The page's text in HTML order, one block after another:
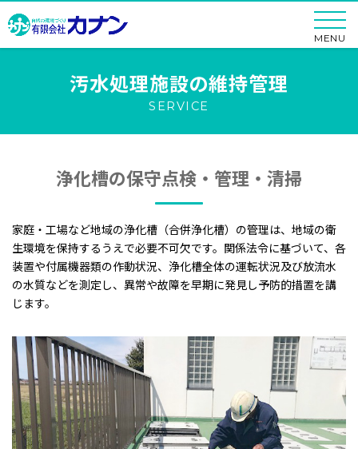
MENU
汚水処理施設の維持管理
SERVICE
浄化槽の保守点検・管理・清掃
家庭・工場など地域の浄化槽（合併浄化槽）の管理は、地域の衛
生環境を保持するうえで必要不可欠です。関係法令に基づいて、各
装置や付属機器類の作動状況、浄化槽全体の運転状況及び放流水
の水質などを測定し、異常や故障を早期に発見し予防的措置を講
じます。